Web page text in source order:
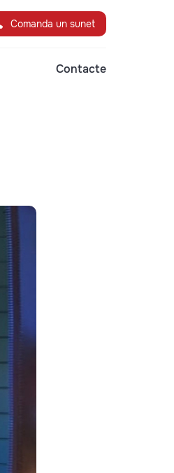
Comanda un sunet
Contacte